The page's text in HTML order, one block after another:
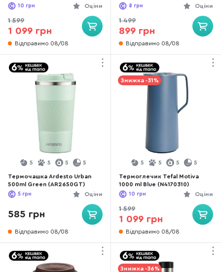
Оціни
10 грн
1 599
1 099 грн
Відправимо 08/08
(N2024410)
Оціни
8 грн
1 499
899 грн
Відправимо 08/08
5 5 5 5
Термочашка Ardesto Urban
500ml Green (AR2650GT)
Оціни
5 грн
585 грн
Відправимо 08/08
Знижка -31%
5 5 5 5
Термоглечик Tefal Motiva
1000 ml Blue (N4170310)
Оціни
10 грн
1 599
1 099 грн
Відправимо 08/08
Знижка -36%